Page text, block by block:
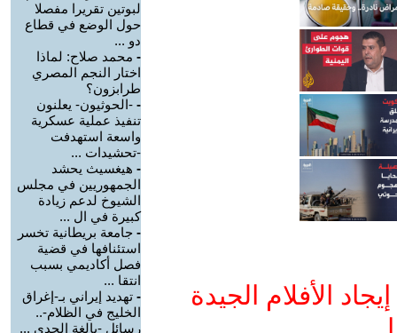
الأفلام الجيدة
لبوتين تقريرا مفصلا
حول الوضع في قطاع
دو ...
- محمد صلاح: لماذا
اختار النجم المصري
طرابزون؟
- -الحوثيون- يعلنون
تنفيذ عملية عسكرية
واسعة استهدفت
-تحشيدات ...
- هيغسيث يحشد
الجمهوريين في مجلس
الشيوخ لدعم زيادة
كبيرة في ال ...
- جامعة بريطانية تخسر
استئنافها في قضية
فصل أكاديمي بسبب
انتقا ...
- تهديد إيراني بـ-إغراق
الخليج في الظلام-..
رسائل -بالغة الجدي ...